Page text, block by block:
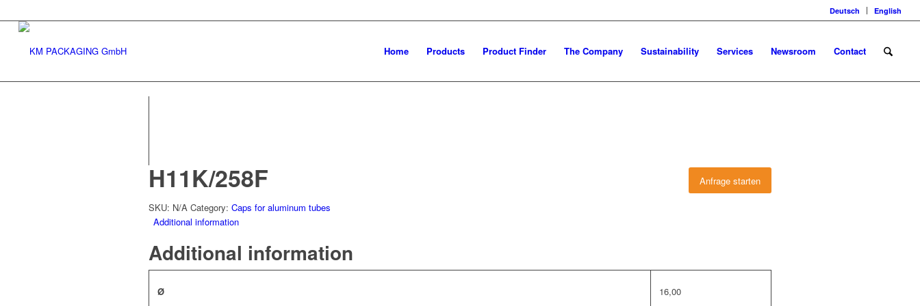
Deutsch English
Home Products Product Finder The Company Sustainability Services Newsroom Contact
Anfrage starten
H11K/258F
SKU: N/A Category: Caps for aluminum tubes
Additional information
Additional information
Ø 16,00